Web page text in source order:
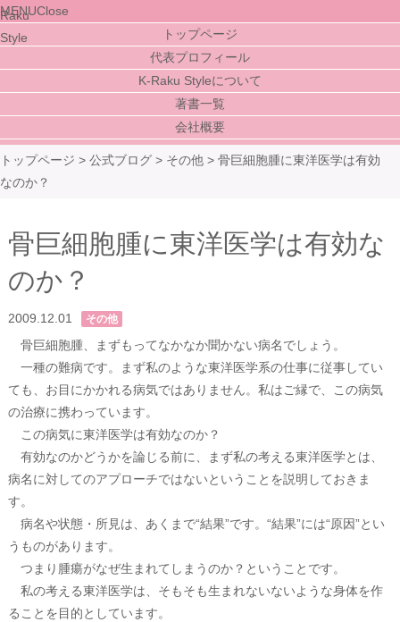
MENUClose
トップページ
代表プロフィール
K-Raku Styleについて
著書一覧
会社概要
トップページ > 公式ブログ > その他 > 骨巨細胞腫に東洋医学は有効
なのか？
骨巨細胞腫に東洋医学は有効な
のか？
2009.12.01 その他
骨巨細胞腫、まずもってなかなか聞かない病名でしょう。
一種の難病です。まず私のような東洋医学系の仕事に従事してい
ても、お目にかかれる病気ではありません。私はご縁で、この病気
の治療に携わっています。
この病気に東洋医学は有効なのか？
有効なのかどうかを論じる前に、まず私の考える東洋医学とは、
病名に対してのアプローチではないということを説明しておきま
す。
病名や状態・所見は、あくまで“結果”です。“結果”には“原因”とい
うものがあります。
つまり腫瘍がなぜ生まれてしまうのか？ということです。
私の考える東洋医学は、そもそも生まれないないような身体を作
ることを目的としています。